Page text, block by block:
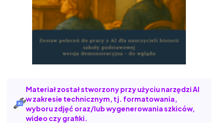
Materiał został stworzony przy użyciu narzędzi AI
w zakresie technicznym, tj. formatowania,
wyboru zdjęć oraz/lub wygenerowania szkiców,
wideo czy grafiki.